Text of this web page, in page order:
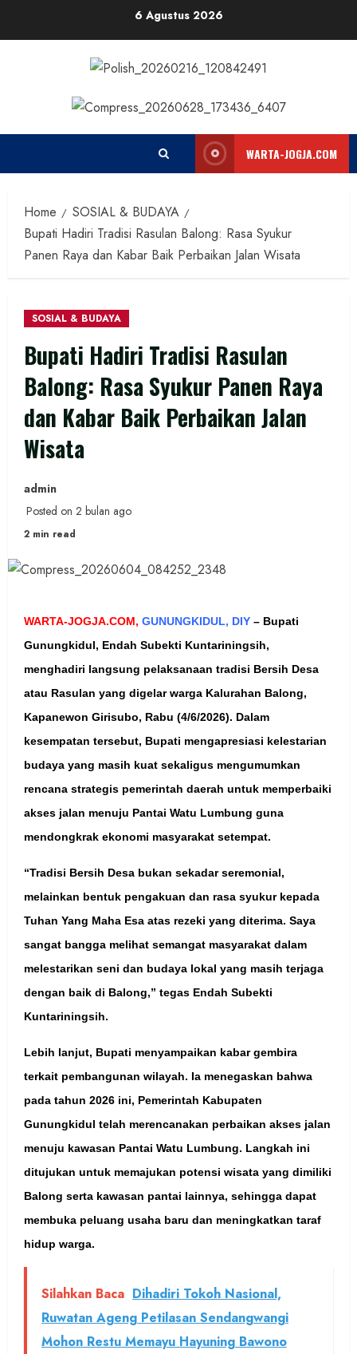
6 Agustus 2026
WARTA-JOGJA.COM
Home
SOSIAL & BUDAYA
Bupati Hadiri Tradisi Rasulan Balong: Rasa Syukur
Panen Raya dan Kabar Baik Perbaikan Jalan Wisata
SOSIAL & BUDAYA
Bupati Hadiri Tradisi Rasulan
Balong: Rasa Syukur Panen Raya
dan Kabar Baik Perbaikan Jalan
Wisata
admin
Posted on 2 bulan ago
2 min read
WARTA-JOGJA.COM, GUNUNGKIDUL, DIY – Bupati
Gunungkidul, Endah Subekti Kuntariningsih,
menghadiri langsung pelaksanaan tradisi Bersih Desa
atau Rasulan yang digelar warga Kalurahan Balong,
Kapanewon Girisubo, Rabu (4/6/2026). Dalam
kesempatan tersebut, Bupati mengapresiasi kelestarian
budaya yang masih kuat sekaligus mengumumkan
rencana strategis pemerintah daerah untuk memperbaiki
akses jalan menuju Pantai Watu Lumbung guna
mendongkrak ekonomi masyarakat setempat.
“Tradisi Bersih Desa bukan sekadar seremonial,
melainkan bentuk pengakuan dan rasa syukur kepada
Tuhan Yang Maha Esa atas rezeki yang diterima. Saya
sangat bangga melihat semangat masyarakat dalam
melestarikan seni dan budaya lokal yang masih terjaga
dengan baik di Balong,” tegas Endah Subekti
Kuntariningsih.
Lebih lanjut, Bupati menyampaikan kabar gembira
terkait pembangunan wilayah. Ia menegaskan bahwa
pada tahun 2026 ini, Pemerintah Kabupaten
Gunungkidul telah merencanakan perbaikan akses jalan
menuju kawasan Pantai Watu Lumbung. Langkah ini
ditujukan untuk memajukan potensi wisata yang dimiliki
Balong serta kawasan pantai lainnya, sehingga dapat
membuka peluang usaha baru dan meningkatkan taraf
hidup warga.
Silahkan Baca Dihadiri Tokoh Nasional,
Ruwatan Ageng Petilasan Sendangwangi
Mohon Restu Memayu Hayuning Bawono